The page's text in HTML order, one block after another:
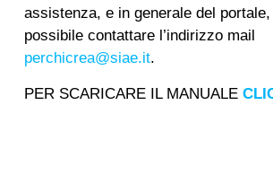
assistenza, e in generale del
possibile contattare l’indirizzo mail
perchicrea@siae.it.
PER SCARICARE IL MANUALE